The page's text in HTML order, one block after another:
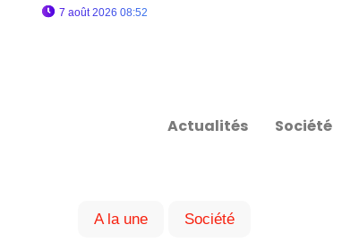
7 août 2026 08:52
Actualités Société
A la une Société